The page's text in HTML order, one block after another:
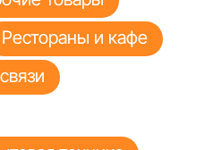
Рестораны и кафе